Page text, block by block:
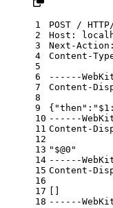
1
2
3
4
5
6
7
8
9
10
11
12
13
14
15
16
17
18
POST /
Host :
Next-Action
Content-
------
Content-
------
Content-
"$@0"
------
Content-
------